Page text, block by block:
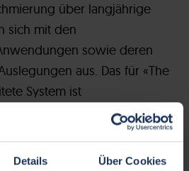
Details Über Cookies
über langjährige
sich mit den
sowie deren
aus. Das für «The
System ist
es die Wälzlager sektional
die Lagerbestandteile
voneinander unabhängig